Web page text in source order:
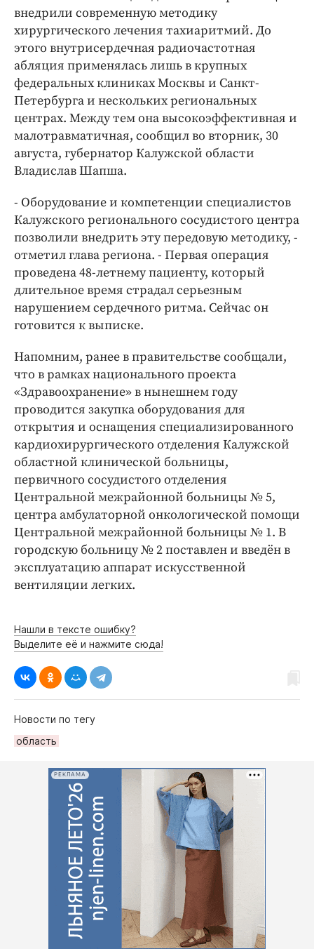
Интересное чтиво
Клиника года
Бренд года
Работодатель года
внедрили современную методику
хирургического лечения тахиаритмий. До
этого внутрисердечная радиочастотная
абляция применялась лишь в крупных
федеральных клиниках Москвы и Санкт-
Петербурга и нескольких региональных
центрах. Между тем она высокоэффективная и
малотравматичная, сообщил во вторник, 30
августа, губернатор Калужской области
Владислав Шапша.
- Оборудование и компетенции специалистов
Калужского регионального сосудистого центра
позволили внедрить эту передовую методику, -
отметил глава региона. - Первая операция
проведена 48-летнему пациенту, который
длительное время страдал серьезным
нарушением сердечного ритма. Сейчас он
готовится к выписке.
Напомним, ранее в правительстве сообщали,
что в рамках национального проекта
«Здравоохранение» в нынешнем году
проводится закупка оборудования для
открытия и оснащения специализированного
кардиохирургического отделения Калужской
областной клинической больницы,
первичного сосудистого отделения
Центральной межрайонной больницы № 5,
центра амбулаторной онкологической помощи
Центральной межрайонной больницы № 1. В
городскую больницу № 2 поставлен и введён в
эксплуатацию аппарат искусственной
вентиляции легких.
Нашли в тексте ошибку?
Выделите её и нажмите сюда!
Новости по тегу
область
РЕКЛАМА